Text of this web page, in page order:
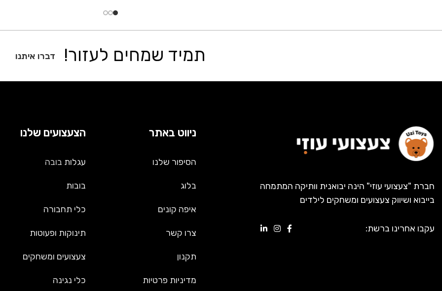
תמיד שמחים לעזור! דברו איתנו
חברת "צעצועי עוזי" הינה יבואנית וותיקה המתמחה
בייבוא ושיווק צעצועים ומשחקים לילדים
עקבו אחרינו ברשת:
ניווט באתר
הסיפור שלנו
בלוג
איפה קונים
צרו קשר
תקנון
מדיניות פרטיות
הצעצועים שלנו
עגלות בובה
בובות
כלי תחבורה
תינוקות ופעוטות
צעצועים ומשחקים
כלי נגינה